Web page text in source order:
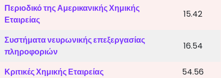
Περιοδικό της Αμερικανικής Χημικής
Εταιρείας
15.42
Συστήματα νευρωνικής επεξεργασίας
πληροφοριών
16.54
Κριτικές Χημικής Εταιρείας
54.56